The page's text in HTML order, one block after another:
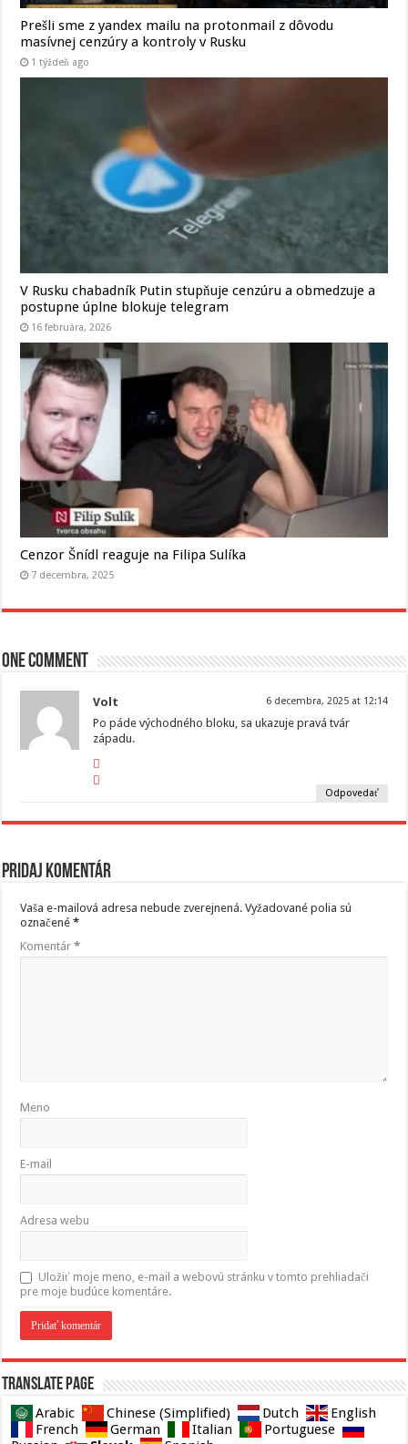
Prešli sme z yandex mailu na protonmail z dôvodu
masívnej cenzúry a kontroly v Rusku
1 týždeň ago
V Rusku chabadník Putin stupňuje cenzúru a obmedzuje a
postupne úplne blokuje telegram
16 februára, 2026
Cenzor Šnídl reaguje na Filipa Sulíka
7 decembra, 2025
One comment
Volt 6 decembra, 2025 at 12:14
Po páde východného bloku, sa ukazuje pravá tvár
západu.
Odpovedať
Pridaj komentár
Vaša e-mailová adresa nebude zverejnená. Vyžadované polia sú
označené*
Komentár*
Meno
E-mail
Adresa webu
Uložiť moje meno, e-mail a webovú stránku v tomto prehliadači
pre moje budúce komentáre.
Translate page
Arabic Chinese (Simplified) Dutch
English
French
German Italian
Portuguese